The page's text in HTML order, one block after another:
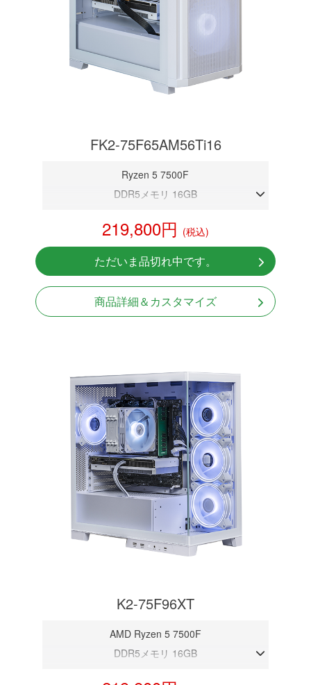
FK2-75F65AM56Ti16
Ryzen 5 7500F
DDR5メモリ 16GB
NVMeSSD 1TB
Windows11 Home 64bit
219,800円 (税込)
ただいま品切れ中です。
商品詳細＆カスタマイズ
K2-75F96XT
AMD Ryzen 5 7500F
DDR5メモリ 16GB